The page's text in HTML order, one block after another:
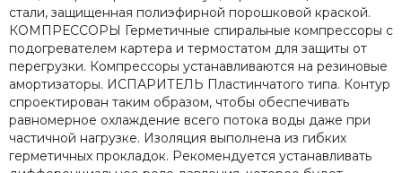
стали, защищенная полиэфирной порошковой краской.
КОМПРЕССОРЫ Герметичные спиральные компрессоры с
подогревателем картера и термостатом для защиты от
перегрузки. Компрессоры устанавливаются на резиновые
амортизаторы. ИСПАРИТЕЛЬ Пластинчатого типа. Контур
спроектирован таким образом, чтобы обеспечивать
равномерное охлаждение всего потока воды даже при
частичной нагрузке. Изоляция выполнена из гибких
герметичных прокладок. Рекомендуется устанавливать